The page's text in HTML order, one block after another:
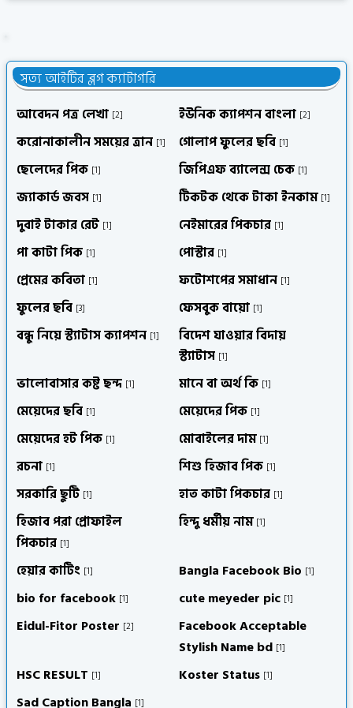
সত্য আইটির ব্লগ ক্যাটাগরি
আবেদন পত্র লেখা [2] ইউনিক ক্যাপশন বাংলা [2]
করোনাকালীন সময়ের ত্রান [1] গোলাপ ফুলের ছবি [1]
ছেলেদের পিক [1] জিপিএফ ব্যালেন্স চেক [1]
জ্যাকার্ড জবস [1] টিকটক থেকে টাকা ইনকাম [1]
দুবাই টাকার রেট [1] নেইমারের পিকচার [1]
পা কাটা পিক [1] পোস্টার [1]
প্রেমের কবিতা [1] ফটোশপের সমাধান [1]
ফুলের ছবি [3] ফেসবুক বায়ো [1]
বন্ধু নিয়ে স্ট্যাটাস ক্যাপশন [1]
বিদেশ যাওয়ার বিদায়
স্ট্যাটাস [1]
ভালোবাসার কষ্ট ছন্দ [1] মানে বা অর্থ কি [1]
মেয়েদের ছবি [1] মেয়েদের পিক [1]
মেয়েদের হট পিক [1] মোবাইলের দাম [1]
রচনা [1] শিশু হিজাব পিক [1]
সরকারি ছুটি [1] হাত কাটা পিকচার [1]
হিজাব পরা প্রোফাইল
পিকচার [1]
হিন্দু ধর্মীয় নাম [1]
হেয়ার কাটিং [1] Bangla Facebook Bio [1]
bio for facebook [1] cute meyeder pic [1]
Eidul-Fitor Poster [2]
Facebook Acceptable
Stylish Name bd [1]
HSC RESULT [1] Koster Status [1]
Sad Caption Bangla [1]